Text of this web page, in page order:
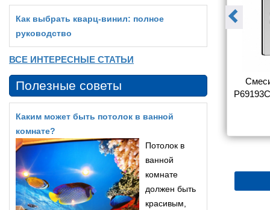
Y Y40-
с душем
180
Смеситель Rossinka Y Y35-
31 для ванны с душем
5 366
Как выбрать кварц‑винил: полное
руководство
ВСЕ ИНТЕРЕСНЫЕ СТАТЬИ
Полезные советы
Каким может быть потолок в ванной
комнате?
Потолок в
ванной
комнате
должен быть
красивым,